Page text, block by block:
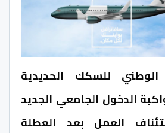
للسكك الحديدية
الدخول الجامعي الجديد
واستئناف العمل بعد العطلة